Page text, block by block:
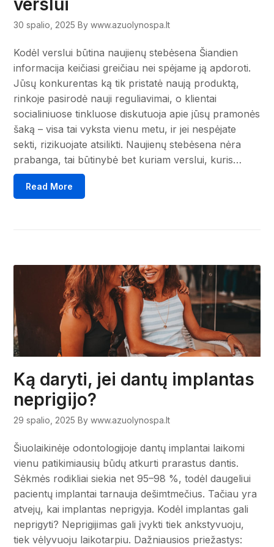
verslui
30 spalio, 2025 By www.azuolynospa.lt
Kodėl verslui būtina naujienų stebėsena Šiandien
informacija keičiasi greičiau nei spėjame ją apdoroti.
Jūsų konkurentas ką tik pristatė naują produktą,
rinkoje pasirodė nauji reguliavimai, o klientai
socialiniuose tinkluose diskutuoja apie jūsų pramonės
šaką – visa tai vyksta vienu metu, ir jei nespėjate
sekti, rizikuojate atsilikti. Naujienų stebėsena nėra
prabanga, tai būtinybė bet kuriam verslui, kuris…
Read More
Ką daryti, jei dantų implantas
neprigijo?
29 spalio, 2025 By www.azuolynospa.lt
Šiuolaikinėje odontologijoje dantų implantai laikomi
vienu patikimiausių būdų atkurti prarastus dantis.
Sėkmės rodikliai siekia net 95–98 %, todėl daugeliui
pacientų implantai tarnauja dešimtmečius. Tačiau yra
atvejų, kai implantas neprigyja. Kodėl implantas gali
neprigyti? Neprigijimas gali įvykti tiek ankstyvuoju,
tiek vėlyvuoju laikotarpiu. Dažniausios priežastys: